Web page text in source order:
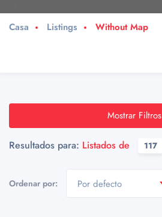
Casa Listings Without Map
Mostrar Filtros
Resultados para: Listados de 117
Ordenar por: Por defecto